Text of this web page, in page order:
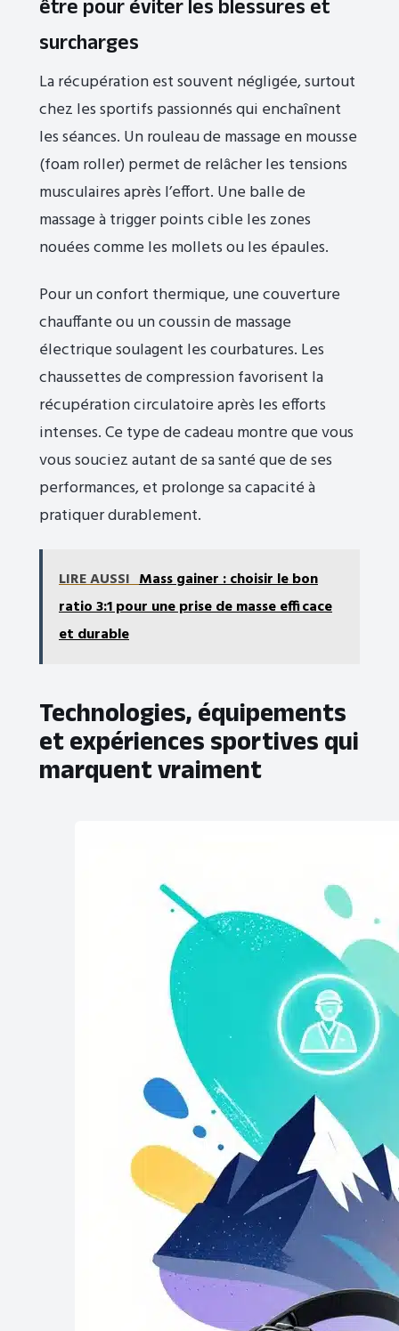
être pour éviter les blessures et
surcharges
La récupération est souvent négligée, surtout
chez les sportifs passionnés qui enchaînent
les séances. Un rouleau de massage en mousse
(foam roller) permet de relâcher les tensions
musculaires après l’effort. Une balle de
massage à trigger points cible les zones
nouées comme les mollets ou les épaules.
Pour un confort thermique, une couverture
chauffante ou un coussin de massage
électrique soulagent les courbatures. Les
chaussettes de compression favorisent la
récupération circulatoire après les efforts
intenses. Ce type de cadeau montre que vous
vous souciez autant de sa santé que de ses
performances, et prolonge sa capacité à
pratiquer durablement.
LIRE AUSSI Mass gainer : choisir le bon
ratio 3:1 pour une prise de masse efficace
et durable
Technologies, équipements
et expériences sportives qui
marquent vraiment